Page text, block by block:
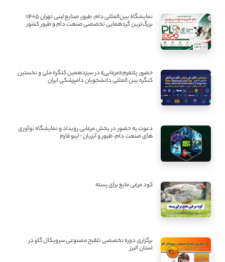
نمایشگاه بین‌المللی دام، طیور، صنایع لبنی تهران ۱۴۰۵؛
بزرگ‌ترین گردهمایی تخصصی صنعت دام و طیور کشور
حضور پلتفرم «مرغابی» در سیزدهمین کنگره ملی و نخستین
کنگره بین ‌المللی دانشجویان دامپزشکی ایران
دعوت به حضور در بخش مرغابی رویداد و نمایشگاه نوآوری
های صنعت دام، طیور و آبزیان ؛ اینو فارم
کود مرغی مایع برای پسته
برگزاری دوره تخصصی تلقیح مصنوعی سرویکال گاو در
استان البرز